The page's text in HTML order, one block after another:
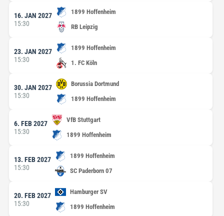
16. JAN 2027
15:30
1899 Hoffenheim
RB Leipzig
23. JAN 2027
15:30
1899 Hoffenheim
1. FC Köln
30. JAN 2027
15:30
Borussia Dortmund
1899 Hoffenheim
6. FEB 2027
15:30
VfB Stuttgart
1899 Hoffenheim
13. FEB 2027
15:30
1899 Hoffenheim
SC Paderborn 07
20. FEB 2027
15:30
Hamburger SV
1899 Hoffenheim